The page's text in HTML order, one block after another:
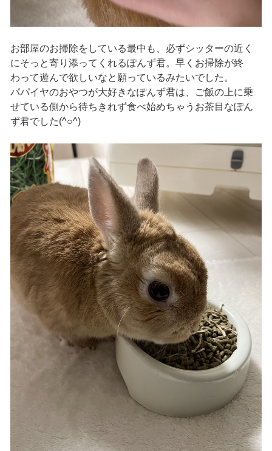
お部屋のお掃除をしている最中も、必ずシッターの近く
にそっと寄り添ってくれるぽんず君。早くお掃除が終
わって遊んで欲しいなと願っているみたいでした。
パパイヤのおやつが大好きなぽんず君は、ご飯の上に乗
せている側から待ちきれず食べ始めちゃうお茶目なぽん
ず君でした(^○^)